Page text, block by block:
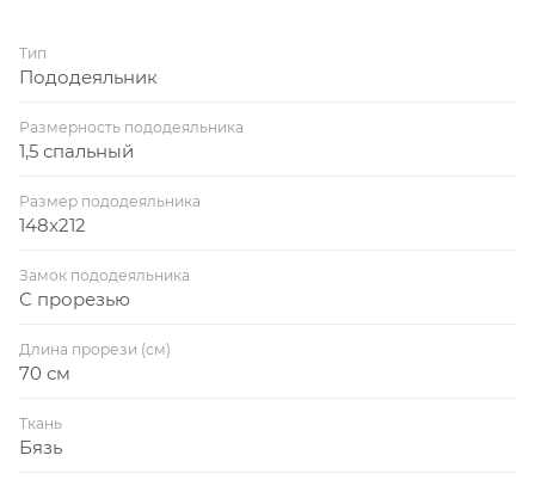
Тип
Пододеяльник
Размерность пододеяльника
1,5 спальный
Размер пододеяльника
148x212
Замок пододеяльника
С прорезью
Длина прорези (см)
70 см
Ткань
Бязь